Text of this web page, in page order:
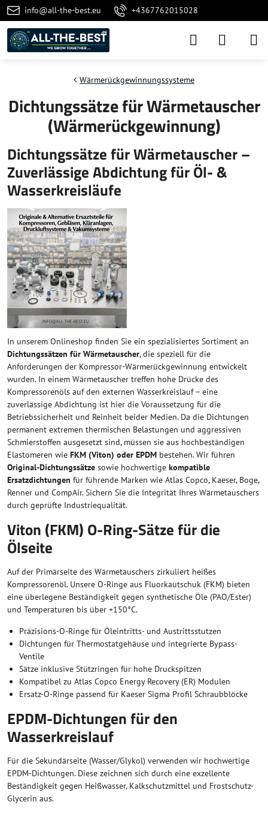
info@all-the-best.eu +4367762015028
Wärmerückgewinnungssysteme
Dichtungssätze für Wärmetauscher
(Wärmerückgewinnung)
Dichtungssätze für Wärmetauscher –
Zuverlässige Abdichtung für Öl- &
Wasserkreisläufe
In unserem Onlineshop finden Sie ein spezialisiertes Sortiment an
Dichtungssätzen für Wärmetauscher, die speziell für die
Anforderungen der Kompressor-Wärmerückgewinnung entwickelt
wurden. In einem Wärmetauscher treffen hohe Drücke des
Kompressorenöls auf den externen Wasserkreislauf – eine
zuverlässige Abdichtung ist hier die Voraussetzung für die
Betriebssicherheit und Reinheit beider Medien. Da die Dichtungen
permanent extremen thermischen Belastungen und aggressiven
Schmierstoffen ausgesetzt sind, müssen sie aus hochbeständigen
Elastomeren wie FKM (Viton) oder EPDM bestehen. Wir führen
Original-Dichtungssätze sowie hochwertige kompatible
Ersatzdichtungen für führende Marken wie Atlas Copco, Kaeser, Boge,
Renner und CompAir. Sichern Sie die Integrität Ihres Wärmetauschers
durch geprüfte Industriequalität.
Viton (FKM) O-Ring-Sätze für die
Ölseite
Auf der Primärseite des Wärmetauschers zirkuliert heißes
Kompressorenöl. Unsere O-Ringe aus Fluorkautschuk (FKM) bieten
eine überlegene Beständigkeit gegen synthetische Öle (PAO/Ester)
und Temperaturen bis über +150°C.
Präzisions-O-Ringe für Öleintritts- und Austrittsstutzen
Dichtungen für Thermostatgehäuse und integrierte Bypass-
Ventile
Sätze inklusive Stützringen für hohe Druckspitzen
Kompatibel zu Atlas Copco Energy Recovery (ER) Modulen
Ersatz-O-Ringe passend für Kaeser Sigma Profil Schraubblöcke
EPDM-Dichtungen für den
Wasserkreislauf
Für die Sekundärseite (Wasser/Glykol) verwenden wir hochwertige
EPDM-Dichtungen. Diese zeichnen sich durch eine exzellente
Beständigkeit gegen Heißwasser, Kalkschutzmittel und Frostschutz-
Glycerin aus.